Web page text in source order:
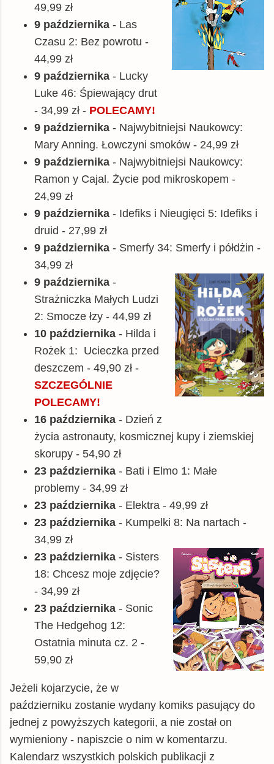
49,99 zł
9 października - Las
Czasu 2: Bez powrotu -
44,99 zł
9 października - Lucky
Luke 46: Śpiewający drut
- 34,99 zł - POLECAMY!
9 października - Najwybitniejsi Naukowcy:
Mary Anning. Łowczyni smoków - 24,99 zł
9 października - Najwybitniejsi Naukowcy:
Ramon y Cajal. Życie pod mikroskopem -
24,99 zł
9 października - Idefiks i Nieugięci 5: Idefiks i
druid - 27,99 zł
9 października - Smerfy 34: Smerfy i półdżin -
34,99 zł
9 października -
Strażniczka Małych Ludzi
2: Smocze łzy - 44,99 zł
10 października - Hilda i
Rożek 1: Ucieczka przed
deszczem - 49,90 zł -
SZCZEGÓLNIE
POLECAMY!
16 października - Dzień z
życia astronauty, kosmicznej kupy i ziemskiej
skorupy - 54,90 zł
23 października - Bati i Elmo 1: Małe
problemy - 34,99 zł
23 października - Elektra - 49,99 zł
23 października - Kumpelki 8: Na nartach -
34,99 zł
23 października - Sisters
18: Chcesz moje zdjęcie?
- 34,99 zł
23 października - Sonic
The Hedgehog 12:
Ostatnia minuta cz. 2 -
59,90 zł
Jeżeli kojarzycie, że w
październiku zostanie wydany komiks pasujący do
jednej z powyższych kategorii, a nie został on
wymieniony - napiszcie o nim w komentarzu.
Kalendarz wszystkich polskich publikacji z